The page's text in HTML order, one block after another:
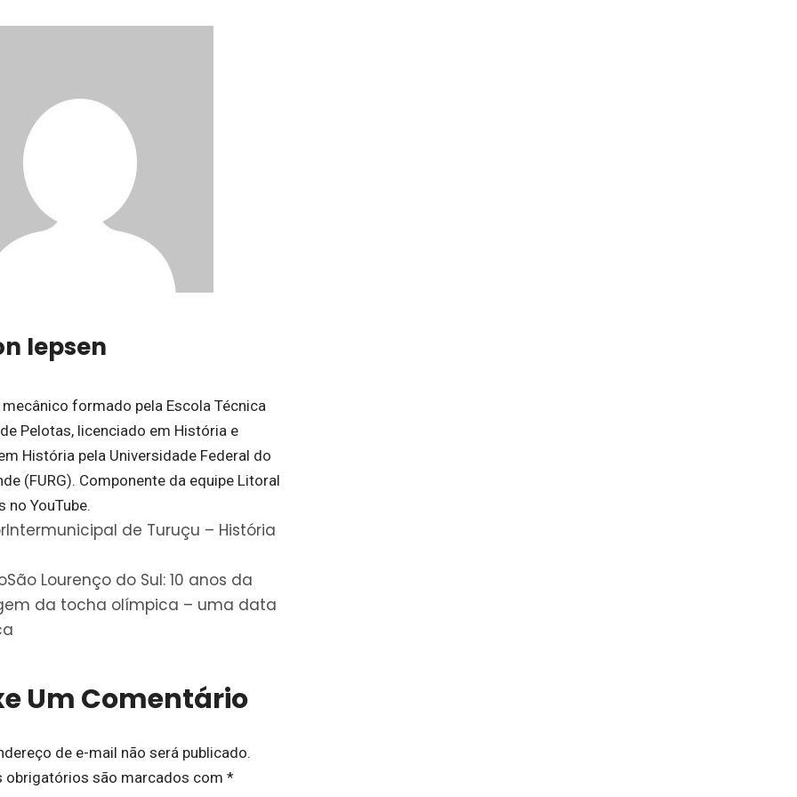
Iepsen
formado pela Escola Técnica
Pelotas, licenciado em História e
História pela Universidade Federal do
(FURG). Componente da equipe Litoral
no YouTube.
Intermunicipal de Turuçu – História
São Lourenço do Sul: 10 anos da
da tocha olímpica – uma data
Um Comentário
de e-mail não será publicado.
obrigatórios são marcados com *